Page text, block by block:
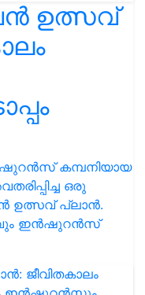
ഉത്സവ്
കമ്പനിയായ
ഒരു
ഉത്സവ് പ്ലാന്‍.
ഇന്‍ഷുറന്‍സ്